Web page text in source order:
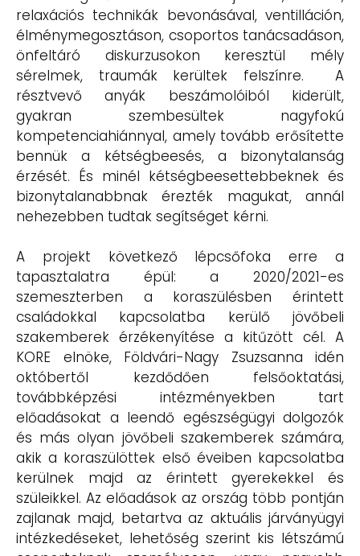
relaxációs technikák bevonásával, ventilláción,
élménymegosztáson, csoportos tanácsadáson,
önfeltáró diskurzusokon keresztül mély
sérelmek, traumák kerültek felszínre. A
résztvevő anyák beszámolóiból kiderült,
gyakran szembesültek nagyfokú
kompetenciahiánnyal, amely tovább erősítette
bennük a kétségbeesés, a bizonytalanság
érzését. És minél kétségbeesettebbeknek és
bizonytalanabbnak érezték magukat, annál
nehezebben tudtak segítséget kérni.
A projekt következő lépcsőfoka erre a
tapasztalatra épül: a 2020/2021-es
szemeszterben a koraszülésben érintett
családokkal kapcsolatba kerülő jövőbeli
szakemberek érzékenyítése a kitűzött cél. A
KORE elnöke, Földvári-Nagy Zsuzsanna idén
októbertől kezdődően felsőoktatási,
továbbképzési intézményekben tart
előadásokat a leendő egészségügyi dolgozók
és más olyan jövőbeli szakemberek számára,
akik a koraszülöttek első éveiben kapcsolatba
kerülnek majd az érintett gyerekekkel és
szüleikkel. Az előadások az ország több pontján
zajlanak majd, betartva az aktuális járványügyi
intézkedéseket, lehetőség szerint kis létszámú